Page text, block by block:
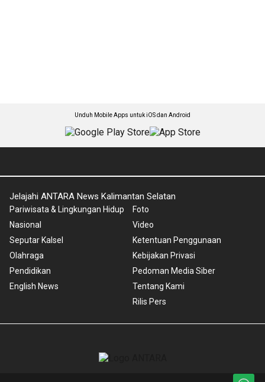
Unduh Mobile Apps untuk iOS dan Android
Jelajahi ANTARA News Kalimantan Selatan
Pariwisata & Lingkungan Hidup
Nasional
Seputar Kalsel
Olahraga
Pendidikan
English News
Foto
Video
Ketentuan Penggunaan
Kebijakan Privasi
Pedoman Media Siber
Tentang Kami
Rilis Pers